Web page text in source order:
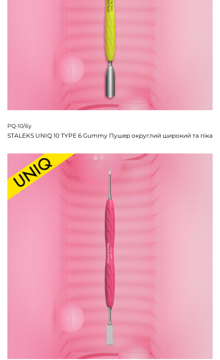
PQ-10/6y
STALEKS UNIQ 10 TYPE 6 Gummy Пушер округлий широкий та піка